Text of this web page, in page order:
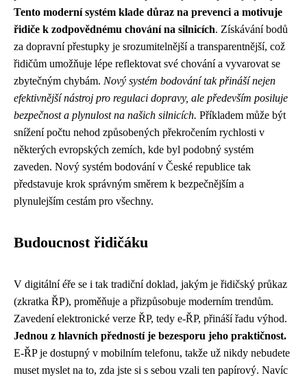
Tento moderní systém klade důraz na prevenci a motivuje
řidiče k zodpovědnému chování na silnicích. Získávání bodů
za dopravní přestupky je srozumitelnější a transparentnější, což
řidičům umožňuje lépe reflektovat své chování a vyvarovat se
zbytečným chybám. Nový systém bodování tak přináší nejen
efektivnější nástroj pro regulaci dopravy, ale především posiluje
bezpečnost a plynulost na našich silnicích. Příkladem může být
snížení počtu nehod způsobených překročením rychlosti v
některých evropských zemích, kde byl podobný systém
zaveden. Nový systém bodování v České republice tak
představuje krok správným směrem k bezpečnějším a
plynulejším cestám pro všechny.
Budoucnost řidičáku
V digitální éře se i tak tradiční doklad, jakým je řidičský průkaz
(zkratka ŘP), proměňuje a přizpůsobuje moderním trendům.
Zavedení elektronické verze ŘP, tedy e-ŘP, přináší řadu výhod.
Jednou z hlavních předností je bezesporu jeho praktičnost.
E-ŘP je dostupný v mobilním telefonu, takže už nikdy nebudete
muset myslet na to, zda jste si s sebou vzali ten papírový. Navíc